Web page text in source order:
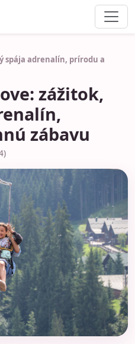
spája adrenalín, prírodu a
zážitok,
zábavu